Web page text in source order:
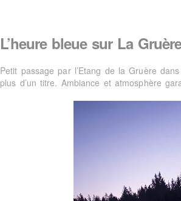
L’heure bleue sur La Gruère
Petit passage par l’Etang de la Gruère
plus d’un titre. Ambiance et atmosphère